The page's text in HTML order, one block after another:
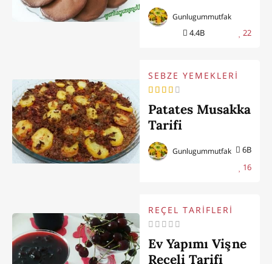
4.4B 22
Gunlugummutfak
SEBZE YEMEKLERİ
Patates Musakka
Tarifi
6B
16
Gunlugummutfak
REÇEL TARİFLERİ
Ev Yapımı Vişne
Reçeli Tarifi